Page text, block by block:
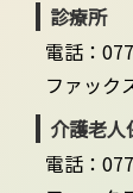
診療所
電話：
ファック
介護老人
電話：